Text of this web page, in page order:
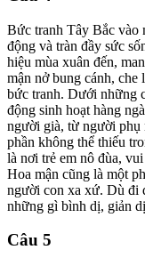
Bức tranh Tây Bắc vào
động và tràn đầy sức
hiệu mùa xuân đến,
mận nở bung cánh, che
bức tranh. Dưới những
động sinh hoạt hàng
người già, từ người phụ
phần không thể thiếu
là nơi trẻ em nô đùa,
Hoa mận cũng là một
người con xa xứ. Dù đi
những gì bình dị, giản
Câu 5